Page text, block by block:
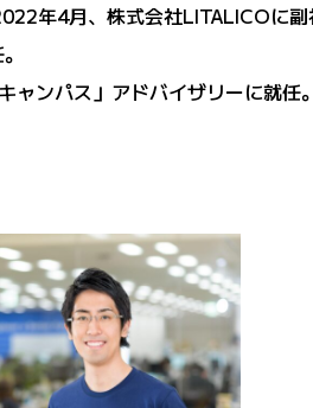
年4月、株式会社LITALICOに
ンパス」アドバイザリーに就任。